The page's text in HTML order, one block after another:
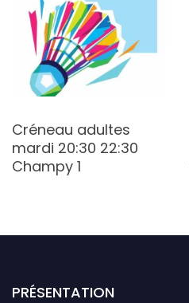
Créneau adultes
mardi 20:30 22:30
Champy 1
PRÉSENTATION